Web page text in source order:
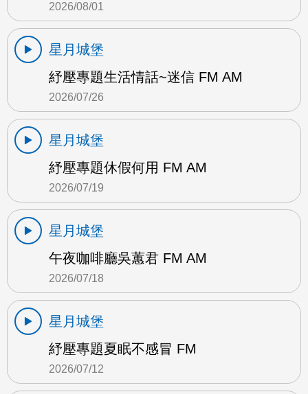
2026/08/01
星月城堡
紓壓專題生活情話~迷信 FM AM
2026/07/26
星月城堡
紓壓專題休假何用 FM AM
2026/07/19
星月城堡
午夜咖啡廳吳蕙君 FM AM
2026/07/18
星月城堡
紓壓專題夏眠不感冒 FM
2026/07/12